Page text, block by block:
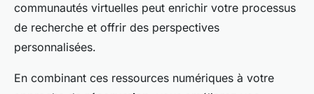
communautés virtuelles peut enrichir votre processus
de recherche et offrir des perspectives
personnalisées.
En combinant ces ressources numériques à votre